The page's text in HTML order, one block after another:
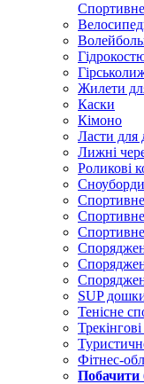
Жилети
Каски
Кімоно
Ласти для
Лижні
Роликові
SUP
Тенісне
Фітнес-
Побачити